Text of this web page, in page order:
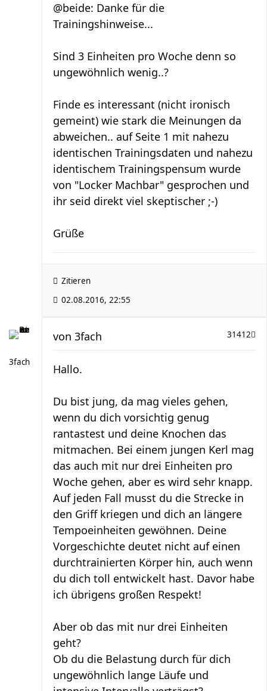
@beide: Danke für die
Trainingshinweise...
Sind 3 Einheiten pro Woche denn so
ungewöhnlich wenig..?
Finde es interessant (nicht ironisch
gemeint) wie stark die Meinungen da
abweichen.. auf Seite 1 mit nahezu
identischen Trainingsdaten und nahezu
identischem Trainingspensum wurde
von "Locker Machbar" gesprochen und
ihr seid direkt viel skeptischer ;-)
Grüße
Zitieren
02.08.2016, 22:55
3fach
31412
von 3fach
Hallo.
Du bist jung, da mag vieles gehen,
wenn du dich vorsichtig genug
rantastest und deine Knochen das
mitmachen. Bei einem jungen Kerl mag
das auch mit nur drei Einheiten pro
Woche gehen, aber es wird sehr knapp.
Auf jeden Fall musst du die Strecke in
den Griff kriegen und dich an längere
Tempoeinheiten gewöhnen. Deine
Vorgeschichte deutet nicht auf einen
durchtrainierten Körper hin, auch wenn
du dich toll entwickelt hast. Davor habe
ich übrigens großen Respekt!
Aber ob das mit nur drei Einheiten
geht?
Ob du die Belastung durch für dich
ungewöhnlich lange Läufe und